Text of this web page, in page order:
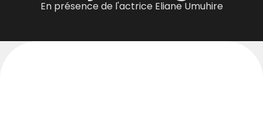
En présence de l'actrice Eliane Umuhire